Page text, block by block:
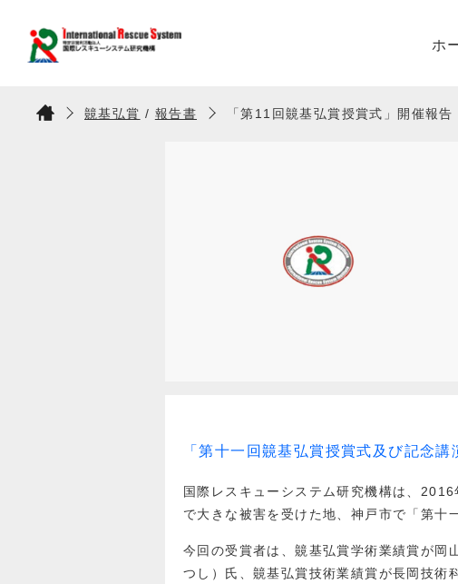
ホ
竸基弘賞 / 報告書 「第11回竸基弘賞授賞式」開催報告
「第十一回竸基弘賞授賞式及び記念講
国際レスキューシステム研究機構は、
で大きな被害を受けた地、神戸市で「第十
今回の受賞者は、竸基弘賞学術業績賞が
つし）氏、竸基弘賞技術業績賞が長岡技